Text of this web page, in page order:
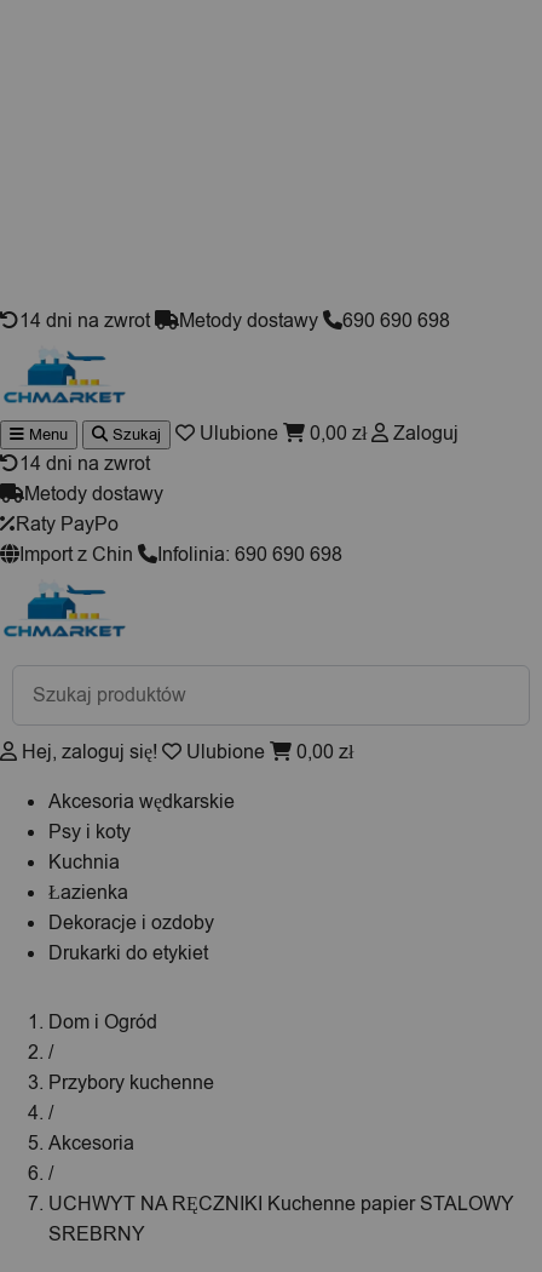
14 dni na zwrot Metody dostawy 690 690 698
Wyszukiwarka
produktów
Menu Szukaj Ulubione 0,00 zł
Zaloguj
14 dni na zwrot
Metody dostawy
Raty PayPo
Import z Chin
Infolinia: 690 690 698
Wyszukiwarka
produktów
Hej, zaloguj się! Ulubione 0,00 zł
Akcesoria wędkarskie
Psy i koty
Kuchnia
Łazienka
Dekoracje i ozdoby
Drukarki do etykiet
Dom i Ogród
/
Przybory kuchenne
/
Akcesoria
/
UCHWYT NA RĘCZNIKI Kuchenne papier STALOWY
SREBRNY